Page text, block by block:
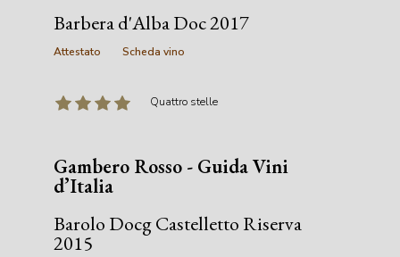
Barbera d'Alba Doc 2017
Attestato Scheda vino
Quattro stelle
Gambero Rosso - Guida Vini
d’Italia
Barolo Docg Castelletto Riserva
2015